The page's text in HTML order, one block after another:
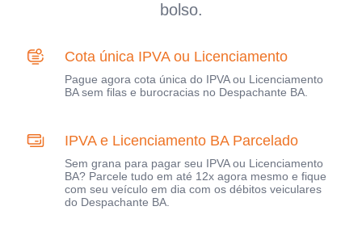
bolso.
Cota única IPVA ou Licenciamento
Pague agora cota única do IPVA ou Licenciamento
BA sem filas e burocracias no Despachante BA.
IPVA e Licenciamento BA Parcelado
Sem grana para pagar seu IPVA ou Licenciamento
BA? Parcele tudo em até 12x agora mesmo e fique
com seu veículo em dia com os débitos veiculares
do Despachante BA.